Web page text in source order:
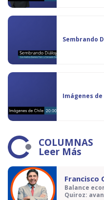
Sembrando
Imágenes de
COLUMNAS
Leer Más
Francisco
Balance
Quiroz: